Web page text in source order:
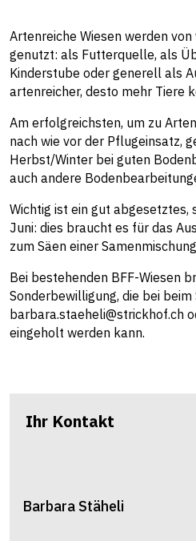
Artenreiche Wiesen werden
genutzt: als Futterquelle, als
Kinderstube oder generell als
artenreicher, desto mehr Tiere
Am erfolgreichsten, um zu
nach wie vor der Pflugeinsatz,
Herbst/Winter bei guten
auch andere
Wichtig ist ein gut abgesetztes,
Juni: dies braucht es für das
zum Säen einer
Bei bestehenden BFF-Wiesen
Sonderbewilligung, die bei
barbara.staeheli@strickhof.ch
eingeholt werden kann.
Ihr Kontakt
Barbara Stäheli